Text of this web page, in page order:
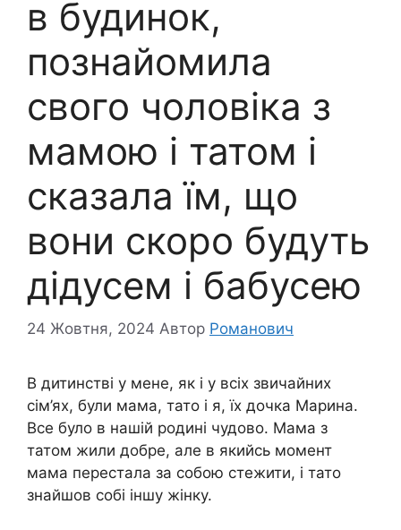
в будинок,
познайомила
свого чоловіка з
мамою і татом і
сказала їм, що
вони скоро будуть
дідусем і бабусею
24 Жовтня, 2024 Автор Романович
В дитинстві у мене, як і у всіх звичайних
сім’ях, були мама, тато і я, їх дочка Марина.
Все було в нашій родині чудово. Мама з
татом жили добре, але в якийсь момент
мама перестала за собою стежити, і тато
знайшов собі іншу жінку.